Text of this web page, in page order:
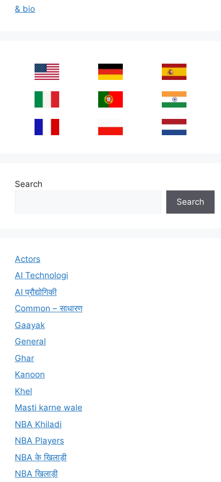
& bio
Search
Search
Actors
AI Technologi
AI प्रौद्योगिकी
Common – साधारण
Gaayak
General
Ghar
Kanoon
Khel
Masti karne wale
NBA Khiladi
NBA Players
NBA के खिलाड़ी
NBA खिलाड़ी